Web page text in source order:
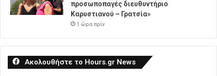
προσωποπαγές διευθυντήριο
Καρυστιανού – Γρατσία»
1 ώρα πρίν
Ακολουθήστε το Hours.gr News